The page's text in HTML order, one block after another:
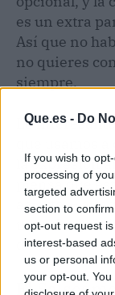
Que.es - Do
If you wish to
processing of
targeted
section to
opt-out request
interest-based
us or personal
your opt-out.
es un extra
Así que no
no quieres
siempre.
Lo
la expresión
piensa que
acierto —
usuario.
deGarden
El